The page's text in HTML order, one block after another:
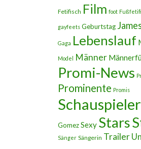
Fetifisch Film foot
gayfeets Geburtstag
Gaga Lebenslauf
Model Männer
Promi-News
Prominente Promis
Schauspieler
GomezSexy Stars
Sänger Sängerin Trailer